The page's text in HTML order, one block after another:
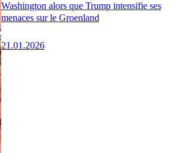
Washington alors que Trump intensifie ses
menaces sur le Groenland
21.01.2026